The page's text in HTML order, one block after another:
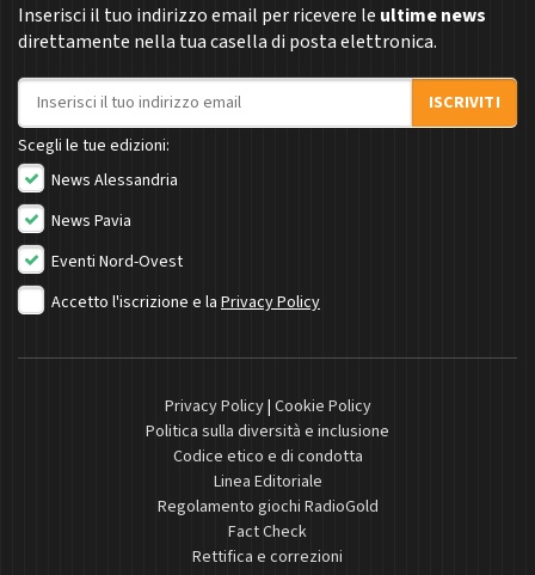
Inserisci il tuo indirizzo email per ricevere le ultime news
direttamente nella tua casella di posta elettronica.
Indirizzo email
ISCRIVITI
Scegli le tue edizioni:
News Alessandria
News Pavia
Eventi Nord-Ovest
Accetto l'iscrizione e la Privacy Policy
Privacy Policy| Cookie Policy
Politica sulla diversità e inclusione
Codice etico e di condotta
Linea Editoriale
Regolamento giochi RadioGold
Fact Check
Rettifica e correzioni